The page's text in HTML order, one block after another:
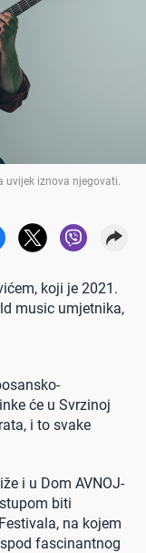
uvijek iznova njegovati.
koji je 2021.
music umjetnika,
će u Svrzinoj
i to svake
i u Dom AVNOJ-
biti
na kojem
fascinantnog